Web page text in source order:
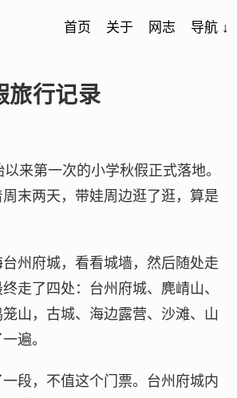
首页 关于 网志 导航 ↓
旅行记录
来第一次的小学秋假正式落地。
末两天，带娃周边逛了逛，算是
州府城，看看城墙，然后随处走
走了四处：台州府城、麂崝山、
山，古城、海边露营、沙滩、山
遍。
段，不值这个门票。台州府城内